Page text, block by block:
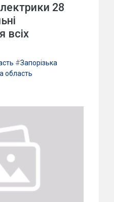
28
всіх
#Запорізька
область